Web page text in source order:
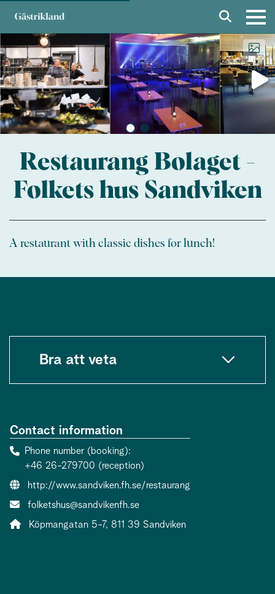
Restaurang Bolaget -
Folkets hus Sandviken
A restaurant with classic dishes for lunch!
Bra att veta
Contact information
Phone number (booking)
+46 26-279700 (reception)
Website:
http://www.sandviken.fh.se/restaurang
Contact person email:
folketshus@sandvikenfh.se
Address:
Köpmangatan 5-7, 811 39 Sandviken